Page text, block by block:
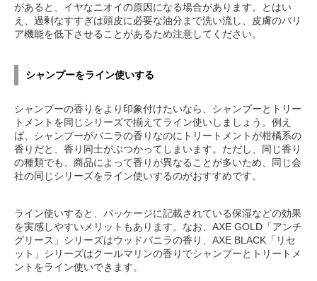
があると、イヤなニオイの原因になる場合があります。とはい
え、過剰なすすぎは頭皮に必要な油分まで洗い流し、皮膚のバリ
ア機能を低下させることがあるため注意してください。
シャンプーをライン使いする
シャンプーの香りをより印象付けたいなら、シャンプーとトリー
トメントを同じシリーズで揃えてライン使いしましょう。例え
ば、シャンプーがバニラの香りなのにトリートメントが柑橘系の
香りだと、香り同士がぶつかってしまいます。ただし、同じ香り
の種類でも、商品によって香りが異なることが多いため、同じ会
社の同じシリーズをライン使いするのがおすすめです。
ライン使いすると、パッケージに記載されている保湿などの効果
を実感しやすいメリットもあります。なお、AXE GOLD「アンチ
グリース」シリーズはウッドバニラの香り、AXE BLACK「リセ
ット」シリーズはクールマリンの香りでシャンプーとトリートメ
ントをライン使いできます。